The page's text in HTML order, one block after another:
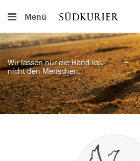
Menü
Wir lassen nur die Hand los,
nicht den Menschen.